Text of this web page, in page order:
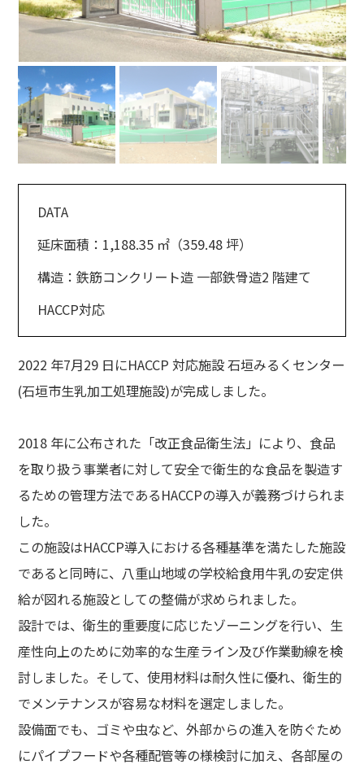
DATA
延床面積：1,188.35 ㎡（359.48 坪）
構造：鉄筋コンクリート造 一部鉄骨造2 階建て
HACCP対応
2022 年7月29 日にHACCP 対応施設 石垣みるくセンター
(⽯垣市⽣乳加⼯処理施設)が完成しました。
2018 年に公布された「改正⾷品衛⽣法」により、⾷品
を取り扱う事業者に対して安全で衛⽣的な⾷品を製造す
るための管理⽅法であるHACCPの導入が義務づけられま
した。
この施設はHACCP導入における各種基準を満たした施設
であると同時に、八重山地域の学校給食用牛乳の安定供
給が図れる施設としての整備が求められました。
設計では、衛⽣的重要度に応じたゾーニングを⾏い、⽣
産性向上のために効率的な⽣産ライン及び作業動線を検
討しました。そして、使⽤材料は耐久性に優れ、衛⽣的
でメンテナンスが容易な材料を選定しました。
設備面でも、ゴミや虫など、外部からの進入を防ぐため
にパイプフードや各種配管等の様検討に加え、各部屋の